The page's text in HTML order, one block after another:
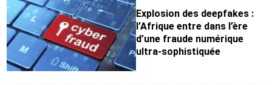
Explosion des deepfakes :
l’Afrique entre dans l’ère
d’une fraude numérique
ultra-sophistiquée